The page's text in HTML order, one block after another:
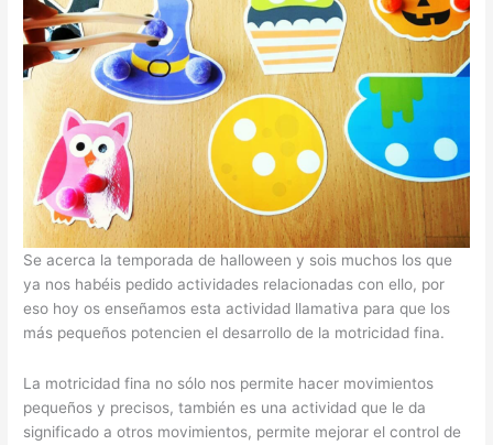
Se acerca la temporada de halloween y sois muchos los que
ya nos habéis pedido actividades relacionadas con ello, por
eso hoy os enseñamos esta actividad llamativa para que los
más pequeños potencien el desarrollo de la motricidad fina.
La motricidad fina no sólo nos permite hacer movimientos
pequeños y precisos, también es una actividad que le da
significado a otros movimientos, permite mejorar el control de